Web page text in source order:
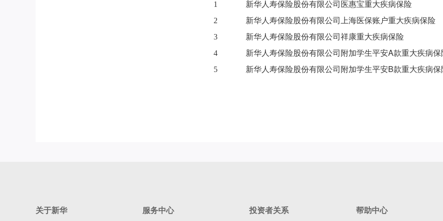
1
新华人寿保险股份有限公司医惠宝重大疾病保险
2
新华人寿保险股份有限公司上海医保账户重大疾病保险
3
新华人寿保险股份有限公司祥康重大疾病保险
4
新华人寿保险股份有限公司附加学生平安A款重大疾病保
5 新华人寿保险股份有限公司附加学生平安B款重大疾病保
关于新华 服务中心 投资者关系 帮助中心